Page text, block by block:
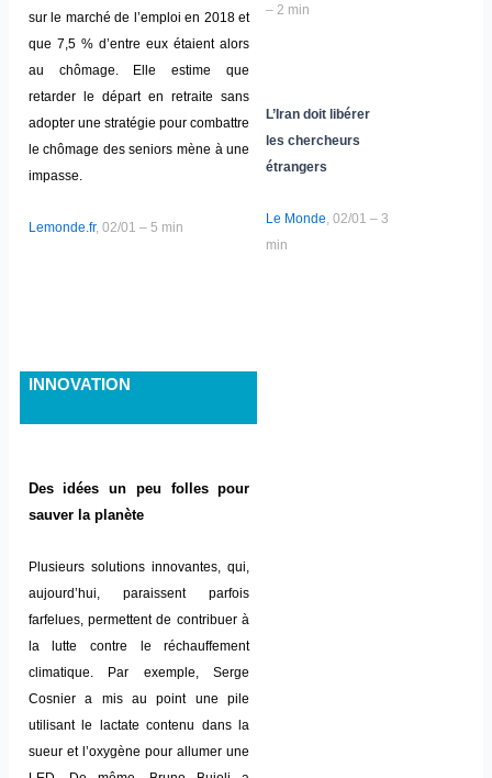
sur le marché de l’emploi en 2018 et
que 7,5 % d’entre eux étaient alors
au chômage. Elle estime que
retarder le départ en retraite sans
adopter une stratégie pour combattre
le chômage des seniors mène à une
impasse.
Lemonde.fr, 02/01 – 5 min
– 2 min
L’Iran doit libérer
les chercheurs
étrangers
Le Monde, 02/01 – 3
min
INNOVATION
Des idées un peu folles pour
sauver la planète
Plusieurs solutions innovantes, qui,
aujourd’hui, paraissent parfois
farfelues, permettent de contribuer à
la lutte contre le réchauffement
climatique. Par exemple, Serge
Cosnier a mis au point une pile
utilisant le lactate contenu dans la
sueur et l’oxygène pour allumer une